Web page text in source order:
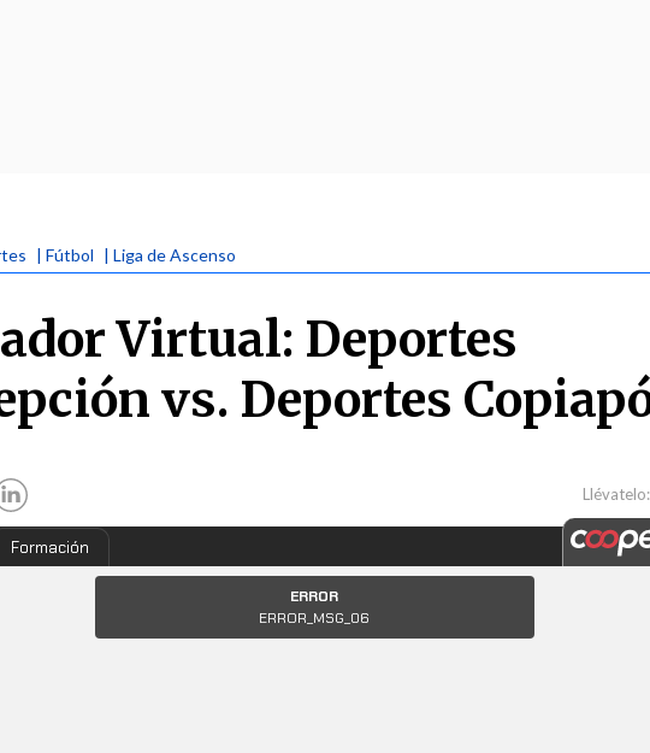
| Fútbol | Liga de Ascenso
Virtual: Deportes
vs. Deportes
Llévatelo:
Formación